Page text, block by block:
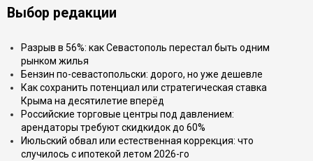
Выбор редакции
Разрыв в 56%: как Севастополь перестал быть одним
рынком жилья
Бензин по-севастопольски: дорого, но уже дешевле
Как сохранить потенциал или стратегическая ставка
Крыма на десятилетие вперёд
Российские торговые центры под давлением:
арендаторы требуют скидкидок до 60%
Июльский обвал или естественная коррекция: что
случилось с ипотекой летом 2026-го